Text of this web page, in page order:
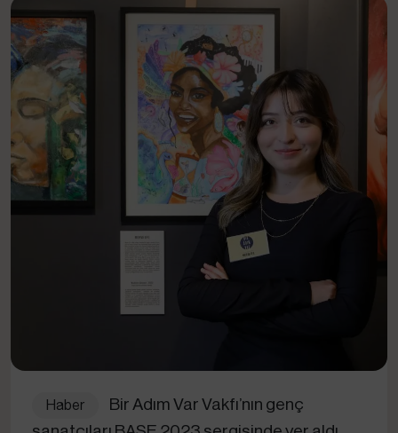
Haber
Bir Adım Var Vakfı’nın genç